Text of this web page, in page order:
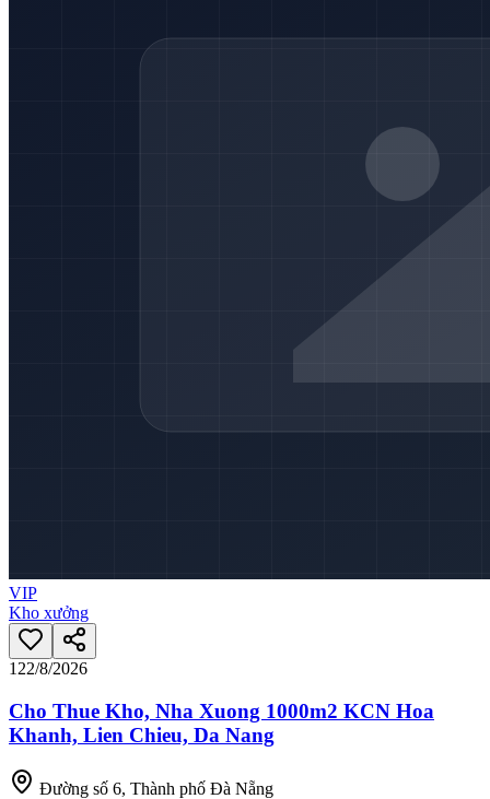
VIP
Kho xưởng
122/8/2026
Cho Thue Kho, Nha Xuong 1000m2 KCN Hoa
Khanh, Lien Chieu, Da Nang
Đường số 6, Thành phố Đà Nẵng